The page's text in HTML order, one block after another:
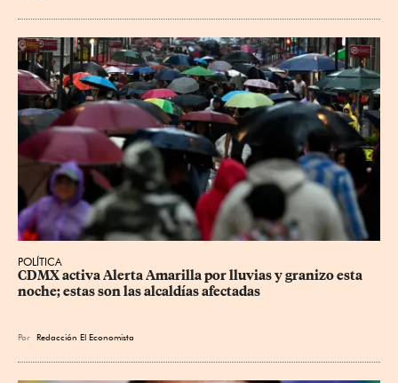
POLÍTICA
CDMX activa Alerta Amarilla por lluvias y granizo esta
noche; estas son las alcaldías afectadas
Por Redacción El Economista